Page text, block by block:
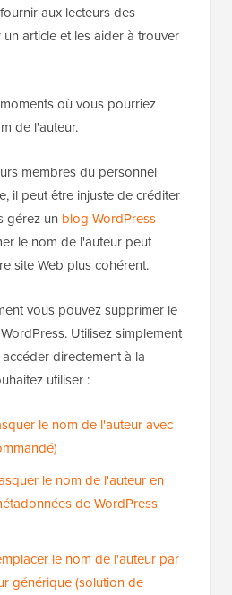
aux lecteurs des
article et les aider à trouver
où vous pourriez
de l'auteur.
membres du personnel
il peut être injuste de créditer
gérez un blog WordPress
le nom de l'auteur peut
site Web plus cohérent.
vous pouvez supprimer le
Utilisez simplement
directement à la
utiliser :
le nom de l'auteur avec
le nom de l'auteur en
de WordPress
le nom de l'auteur par
générique (solution de